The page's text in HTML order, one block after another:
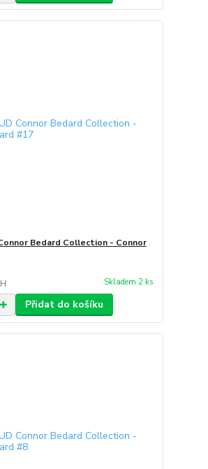
Bedard Collection - Connor
Skladem 2 ks
Přidat do košíku